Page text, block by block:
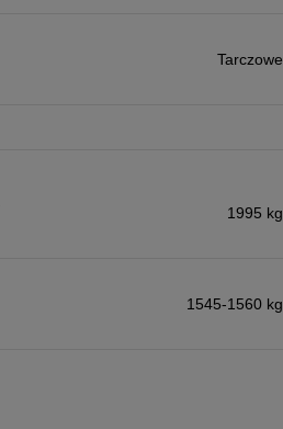
Tarczowe
1995 kg
1545-1560 kg